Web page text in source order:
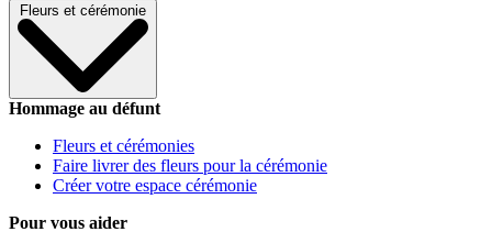
Fleurs et cérémonie
Hommage au défunt
Fleurs et cérémonies
Faire livrer des fleurs pour la cérémonie
Créer votre espace cérémonie
Pour vous aider